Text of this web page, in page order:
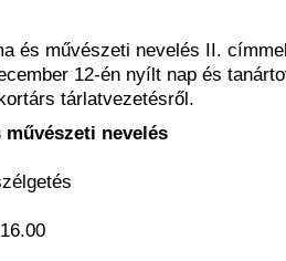
és művészeti nevelés II.
12-én nyílt nap és
tárlatvezetésről.
nevelés